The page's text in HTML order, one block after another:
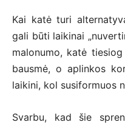
Kai katė turi
gali būti laikinai
malonumo, katė
bausmė, o aplinkos
laikini, kol susiformuos
Svarbu, kad šie